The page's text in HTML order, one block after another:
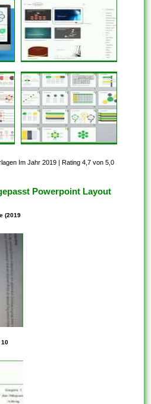
Im Jahr 2019 Rating 4,7 von 5,0
Powerpoint Layout
(2019
10